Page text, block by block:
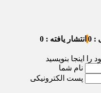
0 انتشار یافته : 0
را اینجا بنویسید
نام شما
پست الکترونیکی